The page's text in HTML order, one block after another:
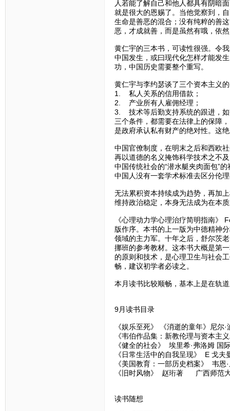
人若能了解自己和他人都具有阴暗
就是很大的恩赐了。当他觉察到，
生命是善恶的混合；没有纯粹的善
恶，才成就善，而是虽然有哦，依
黄仁宇的三本书，可读性很强。令
中国发生，或曰现代化怎样才能发
功，中国历史需要整个重写。
黄仁宇与李约瑟谈了三个资本主义
1. 私人关系的信用借款；
2. 产业所有人雇佣经理；
3. 技术等后勤支持系统的跟进，如
三个条件，都需要在法律上的保障
是政府承认私有财产的绝对性。这
中国官僚制度，在明末之后和西欧
再以道德的名义掩饰科学技术之不
中国传统社会的“潜水艇夹肉面包”
中国人没有一套学术标准去区分伦
无法累积资本持续成为趋势，再加
维持政治稳定，本身无法成为在本
《心理动力学心理治疗简明指南》
版作序。本书的上一版为中德精神
领域的主力军。十年之后，舒尔茨
挪班的参考教材。这本书大概是第
的原则和技术，是心理卫生与社会
畅，建议初学者必读之。
本月读书比较顺畅，基本上是在轨
9月读书目录
《娱乐至死》 《消逝的童年》尼
《韦伯作品集：新教伦理与资本
《健全的社会》 埃里希·弗洛
《日常生活中的自我呈现》 E
《美国教育：一部历史档案》 韦
《旧时风物》 赵珩著 广西
读书随想